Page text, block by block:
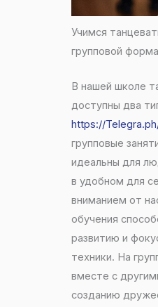
Учимся
групповой
В нашей школе
доступны два
https://
групповые
идеальны для
в удобном для
вниманием от
обучения
развитию и
техники. На
вместе с
созданию